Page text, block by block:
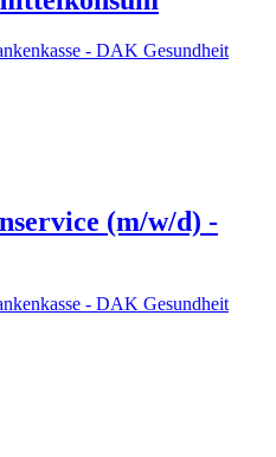
- DAK Gesundheit
(m/w/d) -
- DAK Gesundheit